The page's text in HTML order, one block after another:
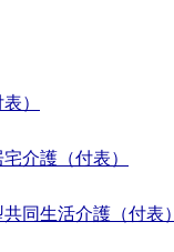
）
介護（付表）
同生活介護（付表）